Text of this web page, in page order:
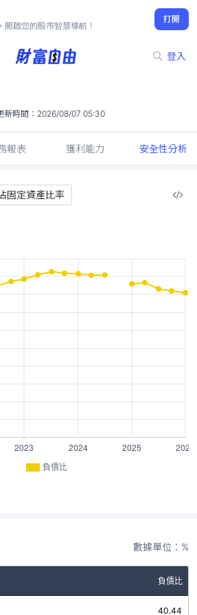
開啟您的股市智慧導航！
打開
登入
7.80
-0.12%
新時間： 2026/08/07 05:30
報表 獲利能力 安全性分析
固定資產比率
負債比
數據單位：%
負債比
40.44